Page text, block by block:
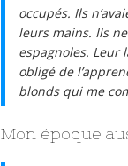
occupés. Ils
leurs mains. Ils
espagnoles. Leur
obligé de
blonds qui me
Mon époque